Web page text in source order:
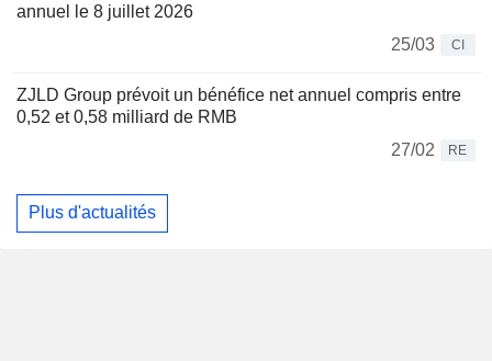
annuel le 8 juillet 2026
25/03
CI
ZJLD Group prévoit un bénéfice net annuel compris entre
0,52 et 0,58 milliard de RMB
27/02
RE
Plus d'actualités